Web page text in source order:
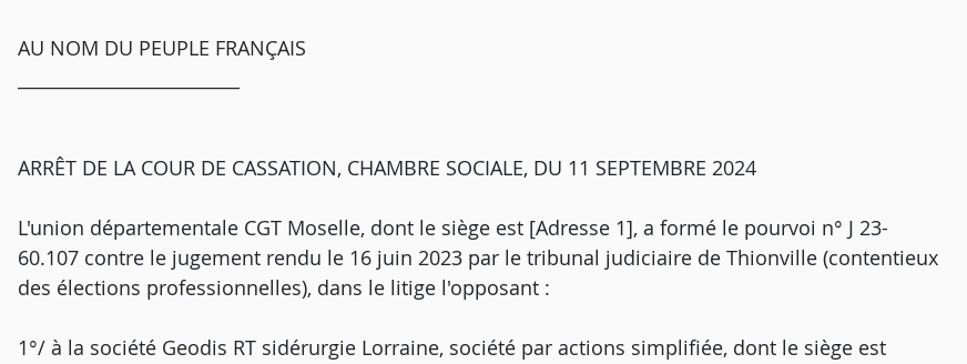
AU NOM DU PEUPLE FRANÇAIS
ARRÊT DE LA COUR DE CASSATION, CHAMBRE SOCIALE, DU 11 SEPTEMBRE 2024
L'union départementale CGT Moselle, dont le siège est [Adresse 1], a formé le pourvoi n° J 23-
60.107 contre le jugement rendu le 16 juin 2023 par le tribunal judiciaire de Thionville (contentieux
des élections professionnelles), dans le litige l'opposant :
1°/ à la société Geodis RT sidérurgie Lorraine, société par actions simplifiée, dont le siège est